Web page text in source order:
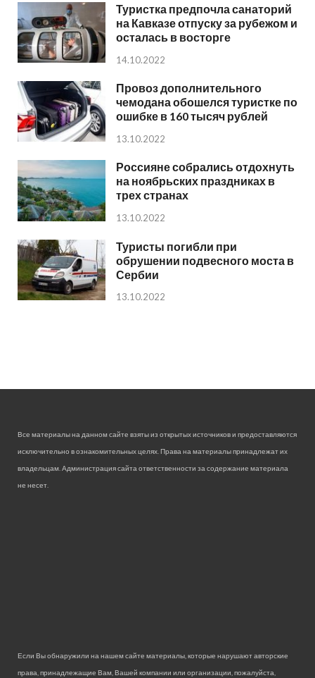
Туристка предпочла санаторий
на Кавказе отпуску за рубежом и
осталась в восторге
14.10.2022
Провоз дополнительного
чемодана обошелся туристке по
ошибке в 160 тысяч рублей
13.10.2022
Россияне собрались отдохнуть
на ноябрьских праздниках в
трех странах
13.10.2022
Туристы погибли при
обрушении подвесного моста в
Сербии
13.10.2022
Все материалы на данном сайте взяты из открытых источников и предоставляются
исключительно в ознакомительных целях. Права на материалы принадлежат их
владельцам. Администрация сайта ответственности за содержание материала
не несет.
Если Вы обнаружили на нашем сайте материалы, которые нарушают авторские
права, принадлежащие Вам, Вашей компании или организации, пожалуйста,